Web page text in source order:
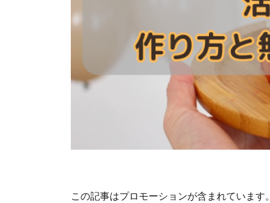
この記事はプロモーションが含まれています。